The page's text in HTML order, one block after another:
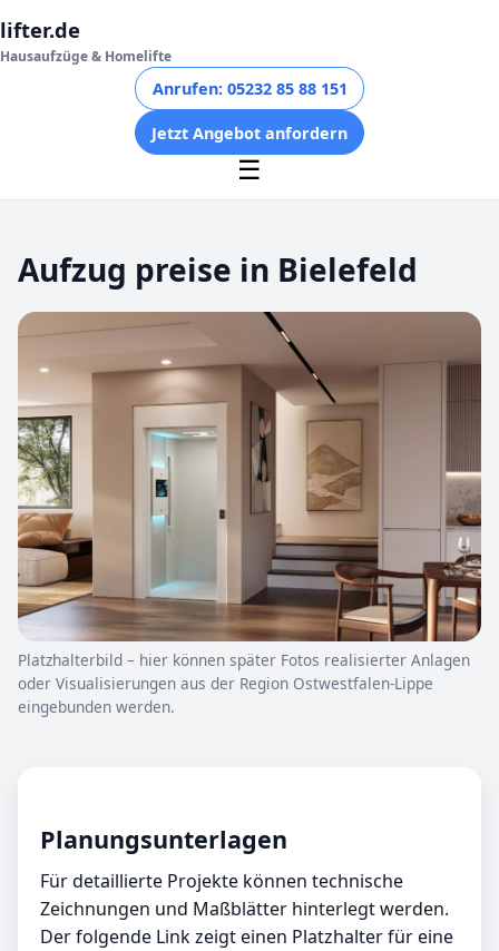
lifter.de
Hausaufzüge & Homelifte
Anrufen: 05232 85 88 151
Jetzt Angebot anfordern
☰
Aufzug preise in Bielefeld
Platzhalterbild – hier können später Fotos realisierter Anlagen
oder Visualisierungen aus der Region Ostwestfalen-Lippe
eingebunden werden.
Planungsunterlagen
Für detaillierte Projekte können technische
Zeichnungen und Maßblätter hinterlegt werden.
Der folgende Link zeigt einen Platzhalter für eine